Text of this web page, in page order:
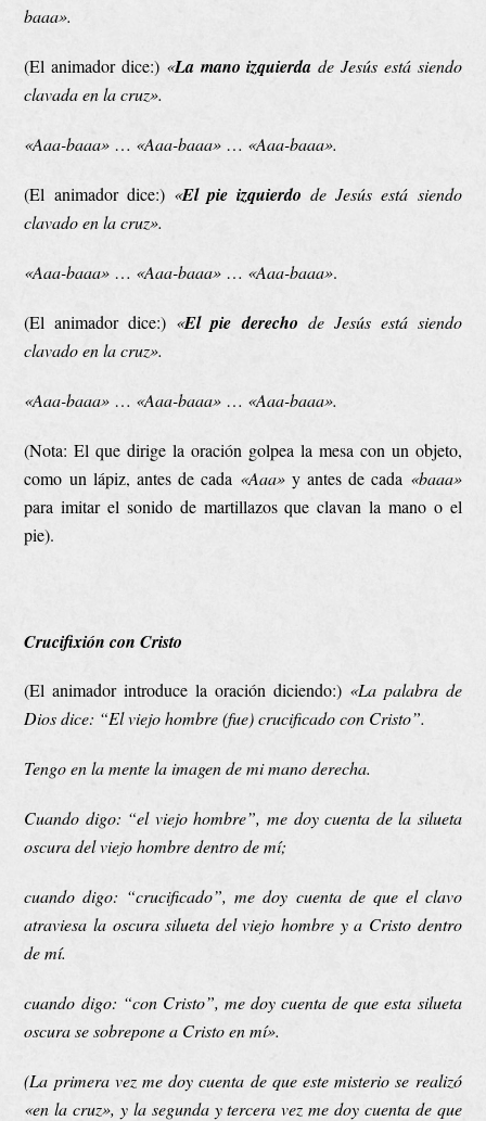
baaa».
(El animador dice:) «La mano izquierdade Jesús está siendo
clavada en la cruz».
«Aaa-baaa» … «Aaa-baaa» … «Aaa-baaa».
(El animador dice:) «El pie izquierdode Jesús está siendo
clavado en la cruz».
«Aaa-baaa» … «Aaa-baaa» … «Aaa-baaa».
(El animador dice:) «El pie derecho de Jesús está siendo
clavado en la cruz».
«Aaa-baaa» … «Aaa-baaa» … «Aaa-baaa».
(Nota: El que dirige la oración golpea la mesa con un objeto,
como un lápiz, antes de cada «Aaa» y antes de cada «baaa»
para imitar el sonido de martillazos que clavan la mano o el
pie).
Crucifixión con Cristo
(El animador introduce la oración diciendo:) «La palabra de
Dios dice: “El viejo hombre (fue) crucificado con Cristo”.
Tengo en la mente la imagen de mi mano derecha.
Cuando digo: “el viejo hombre”, me doy cuenta de la silueta
oscura del viejo hombre dentro de mí;
cuando digo: “crucificado”, me doy cuenta de que el clavo
atraviesa la oscura silueta del viejo hombre y a Cristo dentro
de mí.
cuando digo: “con Cristo”, me doy cuenta de que esta silueta
oscura se sobrepone a Cristo en mí».
(La primera vez me doy cuenta de que este misterio se realizó
«en la cruz», y la segunda y tercera vez me doy cuenta de que